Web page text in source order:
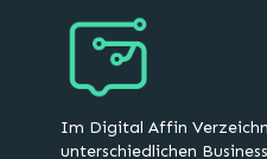
Im Digital Affin
unterschiedlichen